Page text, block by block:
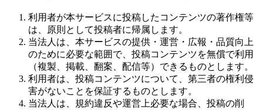
利用者が本サービスに投稿したコンテンツの著作権等
は、原則として投稿者に帰属します。
当法人は、本サービスの提供・運営・広報・品質向上
のために必要な範囲で、投稿コンテンツを無償で利用
（複製、掲載、翻案、配信等）できるものとします。
利用者は、投稿コンテンツについて、第三者の権利侵
害がないことを保証するものとします。
当法人は、規約違反や運営上必要な場合、投稿の削